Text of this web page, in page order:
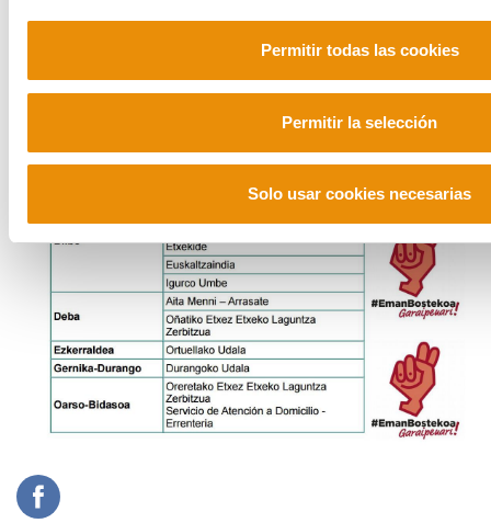
Permitir todas las cookies
Permitir la selección
Solo usar cookies necesarias